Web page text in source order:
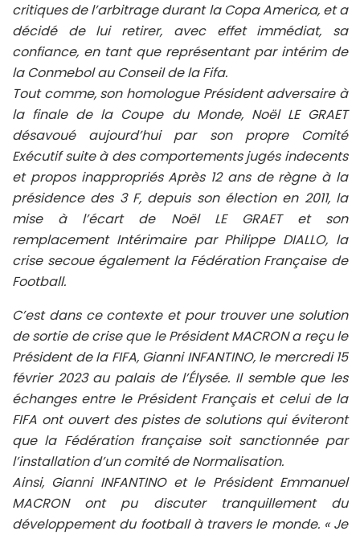
critiques de l’arbitrage durant la Copa America, et a
décidé de lui retirer, avec effet immédiat, sa
confiance, en tant que représentant par intérim de
la Conmebol au Conseil de la Fifa.
Tout comme, son homologue Président adversaire à
la finale de la Coupe du Monde, Noël LE GRAET
désavoué aujourd’hui par son propre Comité
Exécutif suite à des comportements jugés indecents
et propos inappropriés Après 12 ans de règne à la
présidence des 3 F, depuis son élection en 2011, la
mise à l’écart de Noël LE GRAET et son
remplacement Intérimaire par Philippe DIALLO, la
crise secoue également la Fédération Française de
Football.
C’est dans ce contexte et pour trouver une solution
de sortie de crise que le Président MACRON a reçu le
Président de la FIFA, Gianni INFANTINO, le mercredi 15
février 2023 au palais de l’Élysée. Il semble que les
échanges entre le Président Français et celui de la
FIFA ont ouvert des pistes de solutions qui éviteront
que la Fédération française soit sanctionnée par
l’installation d’un comité de Normalisation.
Ainsi, Gianni INFANTINO et le Président Emmanuel
MACRON ont pu discuter tranquillement du
développement du football à travers le monde. « Je